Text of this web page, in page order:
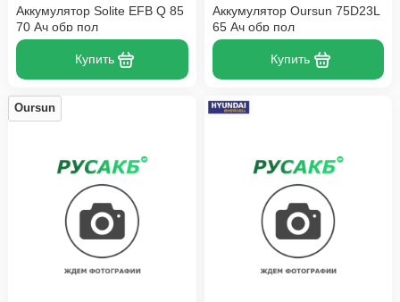
Аккумулятор Solite EFB Q 85
70 Ач обр пол
Купить
Аккумулятор Oursun 75D23L
65 Ач обр пол
Купить
Oursun